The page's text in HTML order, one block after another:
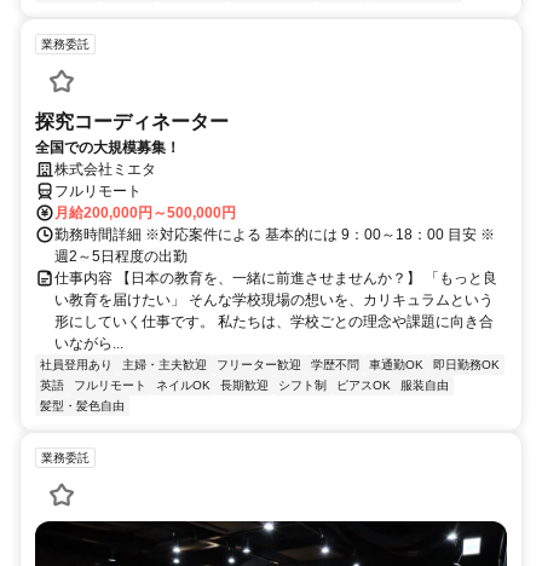
業務委託
探究コーディネーター
全国での大規模募集！
株式会社ミエタ
フルリモート
月給200,000円～500,000円
勤務時間詳細 ※対応案件による 基本的には 9：00～18：00 目安 ※
週2～5日程度の出勤
仕事内容 【日本の教育を、一緒に前進させませんか？】 「もっと良
い教育を届けたい」 そんな学校現場の想いを、カリキュラムという
形にしていく仕事です。 私たちは、学校ごとの理念や課題に向き合
いながら...
社員登用あり 主婦・主夫歓迎 フリーター歓迎 学歴不問 車通勤OK
即日勤務OK
英語
フルリモート ネイルOK 長期歓迎 シフト制 ピアスOK
服装自由
髪型・髪色自由
業務委託